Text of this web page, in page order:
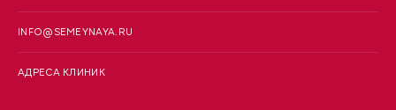
INFO@SEMEYNAYA.RU
АДРЕСА КЛИНИК